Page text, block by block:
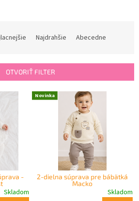
Najdrahšie Abecedne
OTVORIŤ FILTER
-
Skladom
Novinka
2-dielna súprava pre bábätká
Macko
Skladom